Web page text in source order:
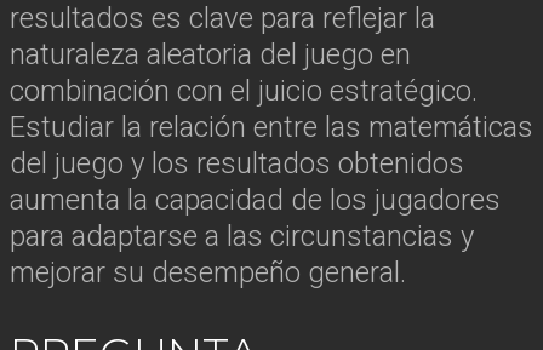
resultados es clave para reflejar la
naturaleza aleatoria del juego en
combinación con el juicio estratégico.
Estudiar la relación entre las matemáticas
del juego y los resultados obtenidos
aumenta la capacidad de los jugadores
para adaptarse a las circunstancias y
mejorar su desempeño general.